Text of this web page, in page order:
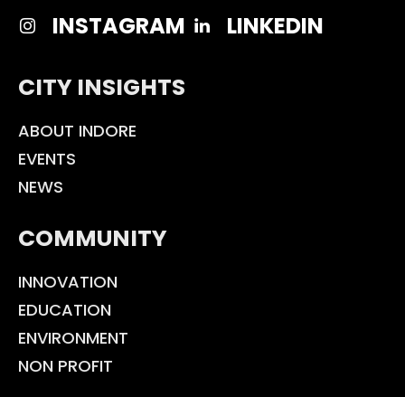
INSTAGRAM
LINKEDIN
CITY INSIGHTS
ABOUT INDORE
EVENTS
NEWS
COMMUNITY
INNOVATION
EDUCATION
ENVIRONMENT
NON PROFIT